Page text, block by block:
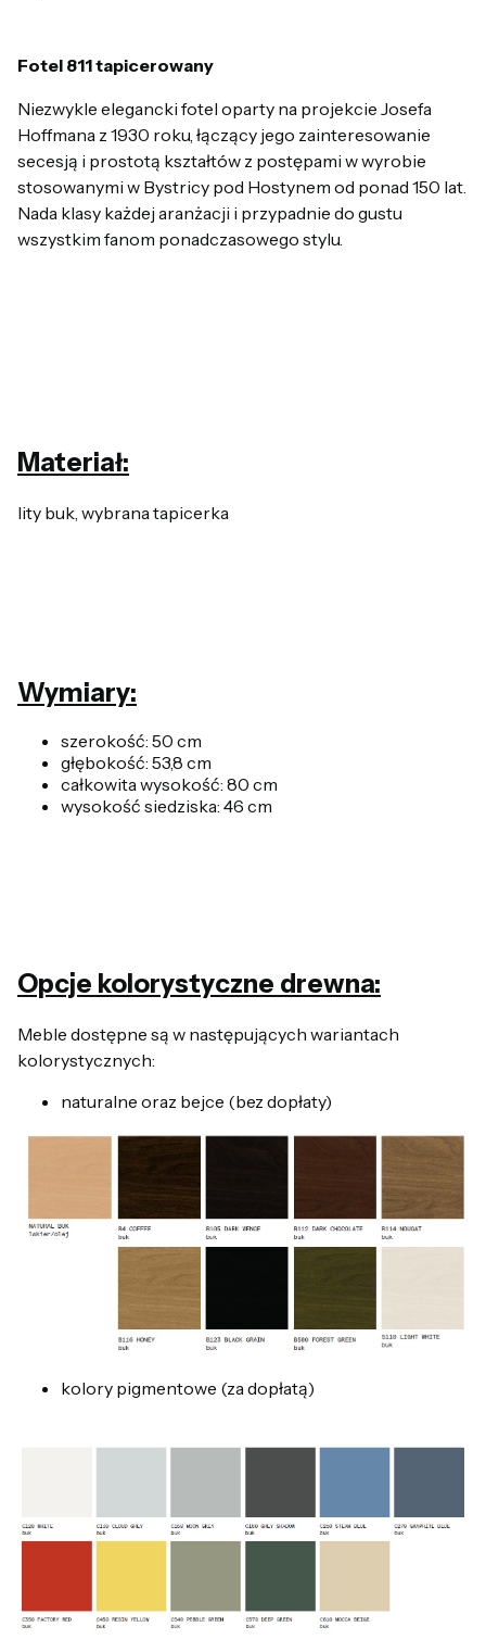
Fotel 811 tapicerowany
Niezwykle elegancki fotel oparty na projekcie Josefa
Hoffmana z 1930 roku, łączący jego zainteresowanie
secesją i prostotą kształtów z postępami w wyrobie
stosowanymi w Bystricy pod Hostynem od ponad 150 lat.
Nada klasy każdej aranżacji i przypadnie do gustu
wszystkim fanom ponadczasowego stylu.
Materiał:
lity buk, wybrana tapicerka
Wymiary:
szerokość: 50 cm
głębokość: 53,8 cm
całkowita wysokość: 80 cm
wysokość siedziska: 46 cm
Opcje kolorystyczne drewna:
Meble dostępne są w następujących wariantach
kolorystycznych:
naturalne oraz bejce (bez dopłaty)
kolory pigmentowe (za dopłatą)